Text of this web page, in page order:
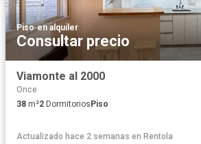
Piso·en alquiler
Consultar precio
Viamonte al 2000
Once
38 m²2 DormitoriosPiso
Actualizado hace 2 semanas en Rentola